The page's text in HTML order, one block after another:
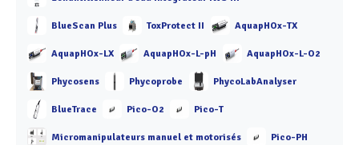
BlueScan Plus ToxProtect II AquapHOx-TX
AquapHOx-LX AquapHOx-L-pH AquapHOx-L-O2
Phycosens Phycoprobe PhycoLabAnalyser
BlueTrace Pico-O2 Pico-T
Micromanipulateurs manuel et motorisés Pico-PH